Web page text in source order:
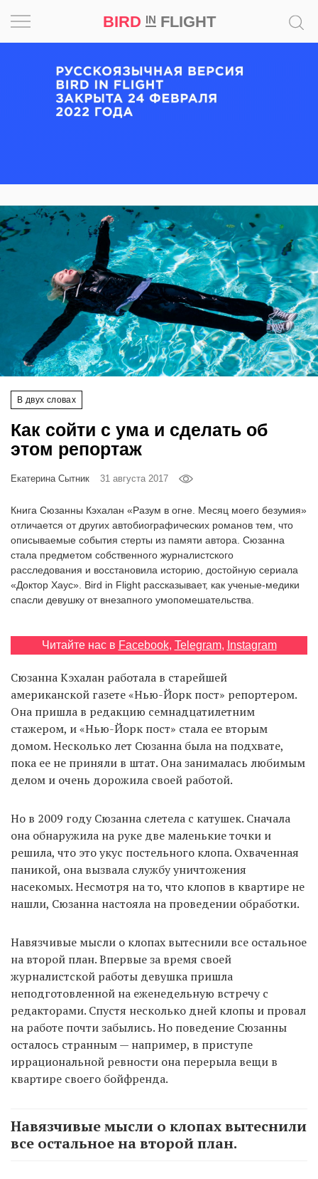
BIRD INFLIGHT
В двух словах
Как сойти с ума и сделать об
этом репортаж
Екатерина Сытник 31 августа 2017
Книга Сюзанны Кэхалан «Разум в огне. Месяц моего безумия»
отличается от других автобиографических романов тем, что
описываемые события стерты из памяти автора. Сюзанна
стала предметом собственного журналистского
расследования и восстановила историю, достойную сериала
«Доктор Хаус». Bird in Flight рассказывает, как ученые-медики
спасли девушку от внезапного умопомешательства.
Читайте нас в Facebook, Telegram, Instagram
Сюзанна Кэхалан работала в старейшей
американской газете «Нью-Йорк пост» репортером.
Она пришла в редакцию семнадцатилетним
стажером, и «Нью-Йорк пост» стала ее вторым
домом. Несколько лет Сюзанна была на подхвате,
пока ее не приняли в штат. Она занималась любимым
делом и очень дорожила своей работой.
Но в 2009 году Сюзанна слетела с катушек. Сначала
она обнаружила на руке две маленькие точки и
решила, что это укус постельного клопа. Охваченная
паникой, она вызвала службу уничтожения
насекомых. Несмотря на то, что клопов в квартире не
нашли, Сюзанна настояла на проведении обработки.
Навязчивые мысли о клопах вытеснили все остальное
на второй план. Впервые за время своей
журналистской работы девушка пришла
неподготовленной на еженедельную встречу с
редакторами. Спустя несколько дней клопы и провал
на работе почти забылись. Но поведение Сюзанны
осталось странным — например, в приступе
иррациональной ревности она перерыла вещи в
квартире своего бойфренда.
Навязчивые мысли о клопах вытеснили
все остальное на второй план.